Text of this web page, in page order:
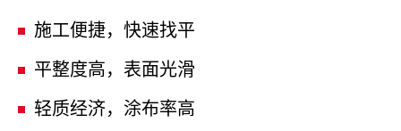
施工便捷，快速找平
平整度高，表面光滑
轻质经济，涂布率高